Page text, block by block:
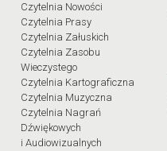
Czytelnia Nowości
Czytelnia Prasy
Czytelnia Załuskich
Czytelnia Zasobu
Wieczystego
Czytelnia Kartograficzna
Czytelnia Muzyczna
Czytelnia Nagrań
Dźwiękowych
i Audiowizualnych